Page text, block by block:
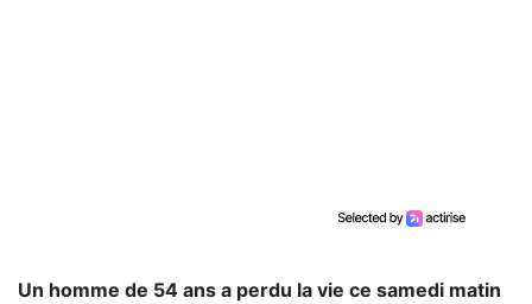
Un homme de 54 ans a perdu la vie ce samedi matin